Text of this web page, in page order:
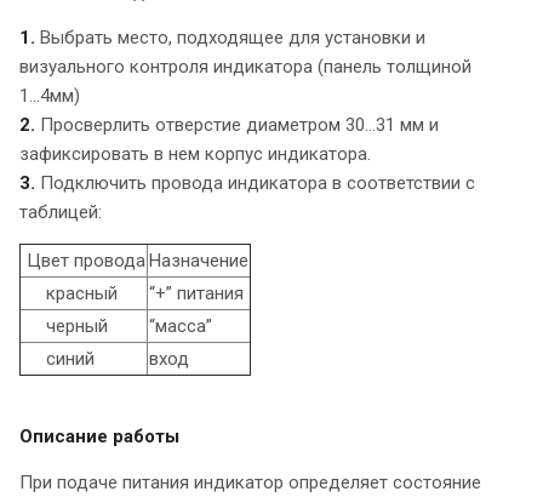
1. Выбрать место, подходящее для установки и
визуального контроля индикатора (панель толщиной
1...4мм)
2. Просверлить отверстие диаметром 30...31 мм и
зафиксировать в нем корпус индикатора.
3. Подключить провода индикатора в соответствии с
таблицей:
Цвет проводаНазначение
красный
“+” питания
черный
“масса”
синий
вход
Описание работы
При подаче питания индикатор определяет состояние